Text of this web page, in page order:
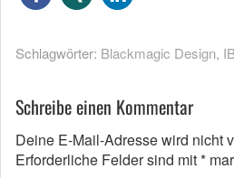
Schlagwörter: Blackmagic Design,
Schreibe einen Kommentar
Deine E-Mail-Adresse wird nicht
Erforderliche Felder sind mit*